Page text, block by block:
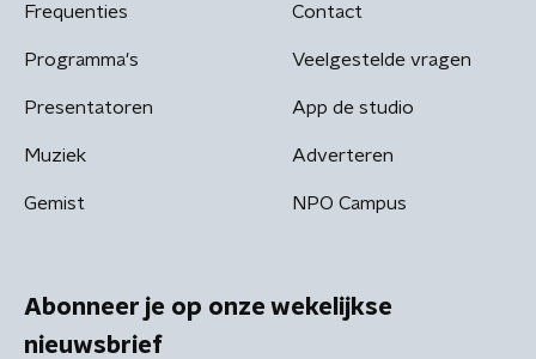
Frequenties
Programma's
Presentatoren
Muziek
Gemist
Contact
Veelgestelde vragen
App de studio
Adverteren
NPO Campus
Abonneer je op onze wekelijkse
nieuwsbrief